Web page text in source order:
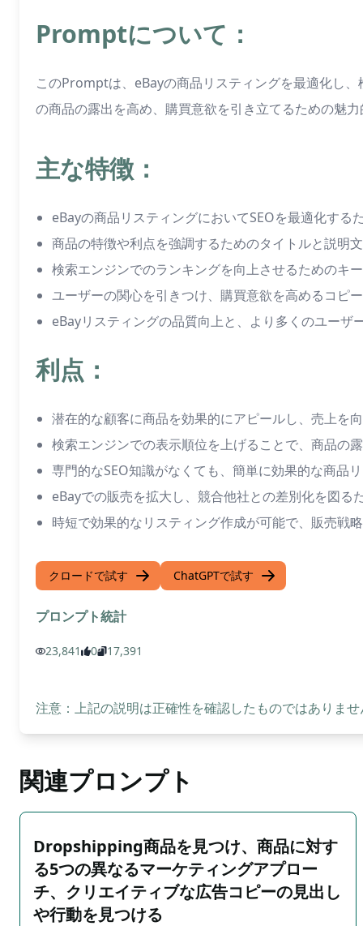
Promptについて：
このPromptは、eBayの商品リスティングを最適化し
の商品の露出を高め、購買意欲を引き立てるための魅
主な特徴：
eBayの商品リスティングにおいてSEOを最適化する
商品の特徴や利点を強調するためのタイトルと説明
検索エンジンでのランキングを向上させるためのキ
ユーザーの関心を引きつけ、購買意欲を高めるコピ
eBayリスティングの品質向上と、より多くのユーザ
利点：
潜在的な顧客に商品を効果的にアピールし、売上を
検索エンジンでの表示順位を上げることで、商品の
専門的なSEO知識がなくても、簡単に効果的な商品
eBayでの販売を拡大し、競合他社との差別化を図る
時短で効果的なリスティング作成が可能で、販売戦
クロードで試す ChatGPTで試す
プロンプト統計
23,841 0 17,391
注意：上記の説明は正確性を確認したものではありま
関連プロンプト
Dropshipping商品を見つけ、商品に対す
る5つの異なるマーケティングアプロー
チ、クリエイティブな広告コピーの見出し
や行動を見つける